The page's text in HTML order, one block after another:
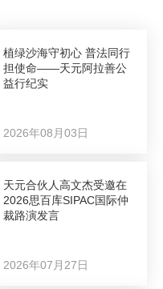
植绿沙海守初心 普法同行
担使命——天元阿拉善公
益行纪实
2026年08月03日
天元合伙人高文杰受邀在
2026思百库SIPAC国际仲
裁路演发言
2026年07月27日